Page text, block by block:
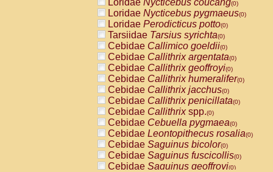
Loridae Nycticebus coucang(0)
Loridae Nycticebus pygmaeus(0)
Loridae Perodicticus potto(0)
Tarsiidae Tarsius syrichta(0)
Cebidae Callimico goeldii(0)
Cebidae Callithrix argentata(0)
Cebidae Callithrix geoffroyi(0)
Cebidae Callithrix humeralifer(0)
Cebidae Callithrix jacchus(0)
Cebidae Callithrix penicillata(0)
Cebidae Callithrixspp.(0)
Cebidae Cebuella pygmaea(0)
Cebidae Leontopithecus rosalia(0)
Cebidae Saguinus bicolor(0)
Cebidae Saguinus fuscicollis(0)
Cebidae Saguinus geoffroyi(0)